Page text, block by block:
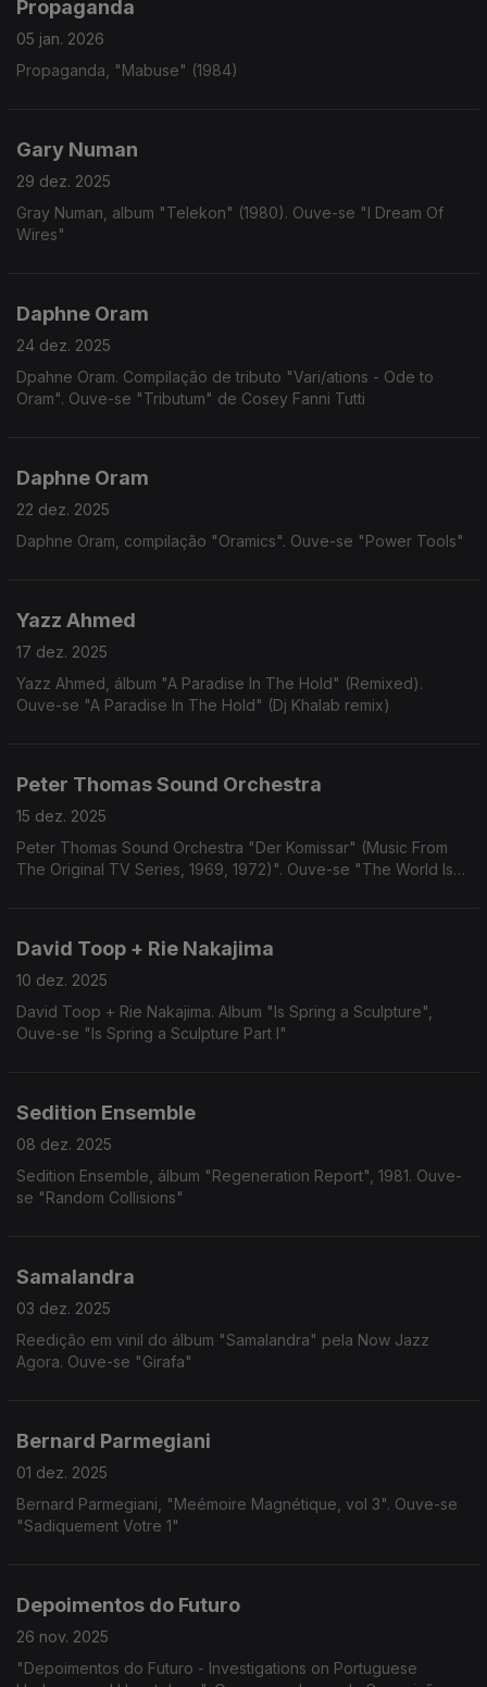
Propaganda
05 jan. 2026
Propaganda, "Mabuse" (1984)
Gary Numan
29 dez. 2025
Gray Numan, album "Telekon" (1980). Ouve-se "I Dream Of
Wires"
Daphne Oram
24 dez. 2025
Dpahne Oram. Compilação de tributo "Vari/ations - Ode to
Oram". Ouve-se "Tributum" de Cosey Fanni Tutti
Daphne Oram
22 dez. 2025
Daphne Oram, compilação "Oramics". Ouve-se "Power Tools"
Yazz Ahmed
17 dez. 2025
Yazz Ahmed, álbum "A Paradise In The Hold" (Remixed).
Ouve-se "A Paradise In The Hold" (Dj Khalab remix)
Peter Thomas Sound Orchestra
15 dez. 2025
Peter Thomas Sound Orchestra "Der Komissar" (Music From
The Original TV Series, 1969, 1972)". Ouve-se "The World Is
David Toop + Rie Nakajima
10 dez. 2025
David Toop + Rie Nakajima. Album "Is Spring a Sculpture",
Ouve-se "Is Spring a Sculpture Part I"
Sedition Ensemble
08 dez. 2025
Sedition Ensemble, álbum "Regeneration Report", 1981. Ouve-
se "Random Collisions"
Samalandra
03 dez. 2025
Reedição em vinil do álbum "Samalandra" pela Now Jazz
Agora. Ouve-se "Girafa"
Bernard Parmegiani
01 dez. 2025
Bernard Parmegiani, "Meémoire Magnétique, vol 3". Ouve-se
"Sadiquement Votre 1"
Depoimentos do Futuro
26 nov. 2025
"Depoimentos do Futuro - Investigations on Portuguese